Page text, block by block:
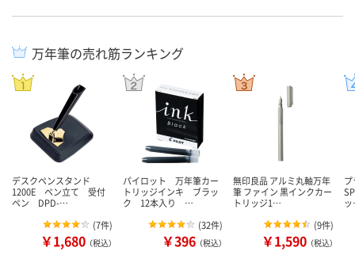
万年筆の売れ筋ランキング
デスクペンスタンド
1200E ペン立て 受付
ペン DPD-…
(7件)
￥1,680 （税込）
パイロット 万年筆カー
トリッジインキ ブラッ
ク 12本入り …
(32件)
￥396 （税込）
無印良品 アルミ丸軸万年
筆 ファイン 黒インクカー
トリッジ1…
(9件)
￥1,590 （税込）